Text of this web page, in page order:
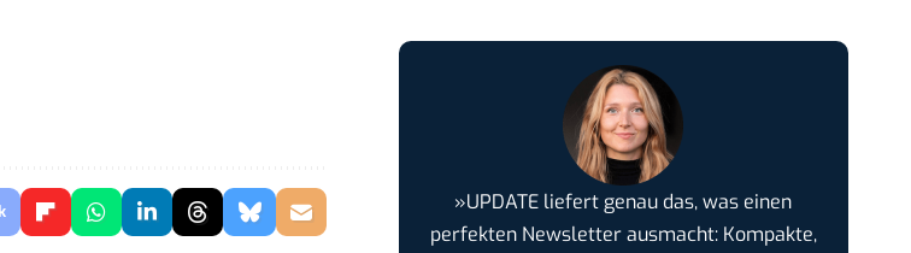
»UPDATE liefert genau das, was einen
perfekten Newsletter ausmacht: Kompakte,